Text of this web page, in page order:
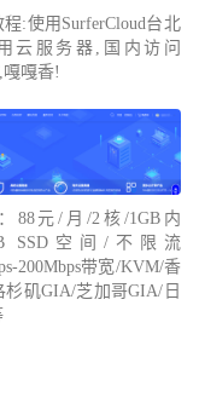
:使用SurferCloud台北
云服务器,国内访问
嘎嘎香!
88元/月/2核/1GB内
SSD空间/不限流
200Mbps带宽/KVM/香
杉矶GIA/芝加哥GIA/日